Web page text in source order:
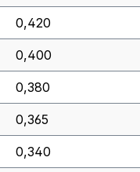
0,420
0,400
0,380
0,365
0,340